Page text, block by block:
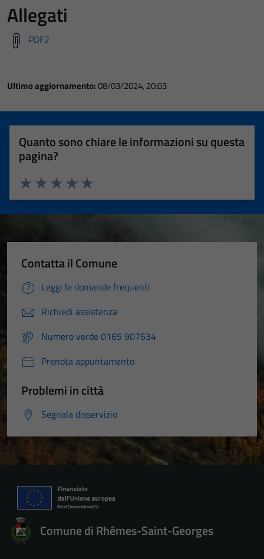
Allegati
PDF2
Ultimo aggiornamento:08/03/2024, 20:03
Quanto sono chiare le informazioni su questa
pagina?
Valuta 5 stelle su 5
Valuta 4 stelle su 5
Valuta 3 stelle su 5
Valuta 2 stelle su 5
Valuta 1 stelle su 5
Contatta il Comune
Leggi le domande frequenti
Richiedi assistenza
Numero verde 0165 907634
Prenota appuntamento
Problemi in città
Segnala disservizio
Comune di Rhêmes-Saint-Georges